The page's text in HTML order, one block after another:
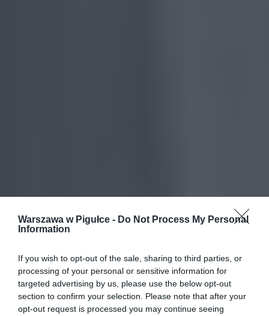
Warszawa w Pigułce - Do Not Process My Personal
Information
If you wish to opt-out of the sale, sharing to third parties, or
processing of your personal or sensitive information for
targeted advertising by us, please use the below opt-out
section to confirm your selection. Please note that after your
opt-out request is processed you may continue seeing